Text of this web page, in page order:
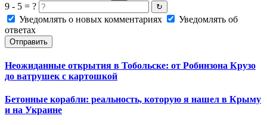
9 - 5 = ? ↻
Уведомлять о новых комментариях
Уведомлять об
ответах
Отправить
Неожиданные открытия в Тобольске: от Робинзона Крузо
до ватрушек с картошкой
Бетонные корабли: реальность, которую я нашел в Крыму
и на Украине